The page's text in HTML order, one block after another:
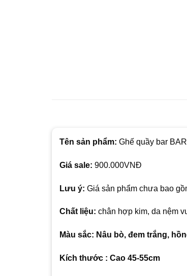
Tên sản phẩm: Ghế quầy bar
Giá sale: 900.000VNĐ
Lưu ý: Giá sản phẩm chưa bao
Chất liệu: chân hợp kim, da nệm
Màu sắc: Nâu bò, đem trắng,
Kích thước : Cao 45-55cm